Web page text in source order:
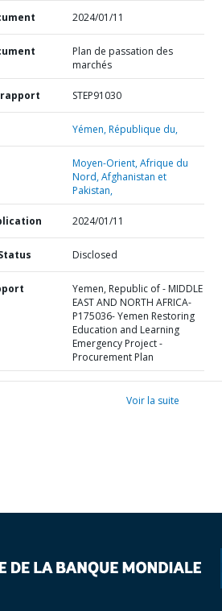
2024/01/11
Plan de passation des
marchés
STEP91030
Yémen,République du,
Moyen-Orient, Afrique du
Nord, Afghanistan et
Pakistan,
2024/01/11
Disclosed
Yemen, Republic of - MIDDLE
EAST AND NORTH AFRICA-
P175036- Yemen Restoring
Education and Learning
Emergency Project -
Procurement Plan
Voir la suite